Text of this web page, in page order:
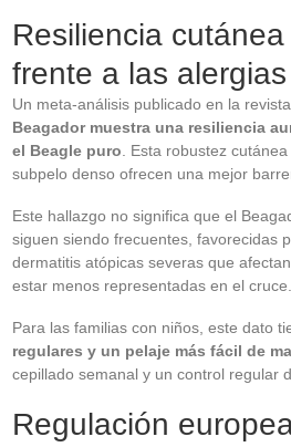
Resiliencia
frente a las alergias
Un meta-análisis publicado en la
Beagador muestra una resiliencia
el Beagle puro . Esta robustez
subpelo denso ofrecen una mejor
Este hallazgo no significa que el
siguen siendo frecuentes, favorecidas
dermatitis atópicas severas que
estar menos representadas en el cruce.
Para las familias con niños, este dato
regulares y un pelaje más fácil de
cepillado semanal y un control regular
Regulación